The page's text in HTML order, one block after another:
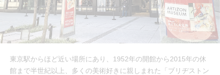
東京駅からほど近い場所にあり、1952年の開館から2015年の休
館まで半世紀以上、多くの美術好きに親しまれた「ブリヂストン